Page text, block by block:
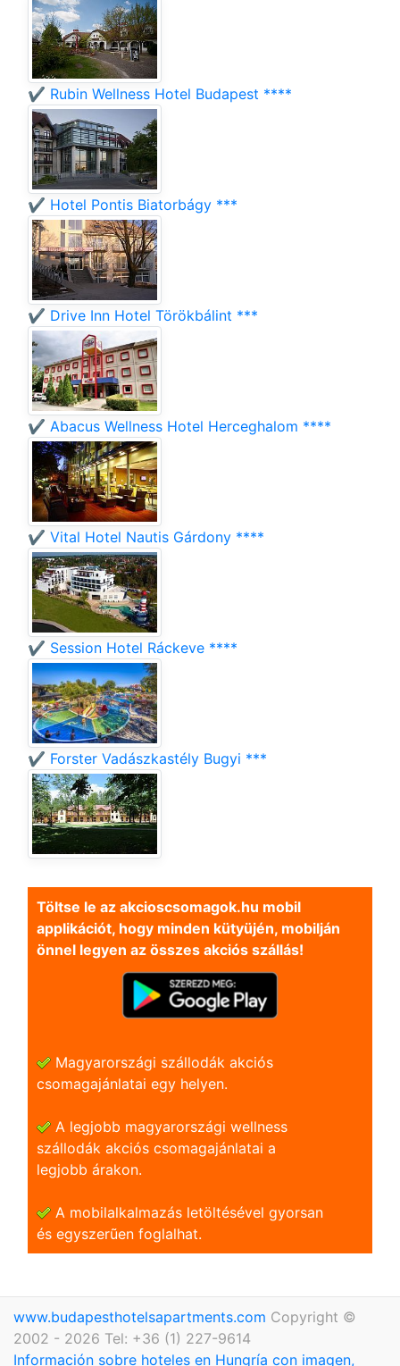
✔️ Rubin Wellness Hotel Budapest ****
✔️ Hotel Pontis Biatorbágy ***
✔️ Drive Inn Hotel Törökbálint ***
✔️ Abacus Wellness Hotel Herceghalom ****
✔️ Vital Hotel Nautis Gárdony ****
✔️ Session Hotel Ráckeve ****
✔️ Forster Vadászkastély Bugyi ***
Töltse le az akcioscsomagok.hu mobil
applikációt, hogy minden kütyüjén, mobilján
önnel legyen az összes akciós szállás!
Magyarországi szállodák akciós
csomagajánlatai egy helyen.
A legjobb magyarországi wellness
szállodák akciós csomagajánlatai a
legjobb árakon.
A mobilalkalmazás letöltésével gyorsan
és egyszerũen foglalhat.
www.budapesthotelsapartments.com Copyright ©
2002 - 2026 Tel: +36 (1) 227-9614
Información sobre hoteles en Hungría con imagen,